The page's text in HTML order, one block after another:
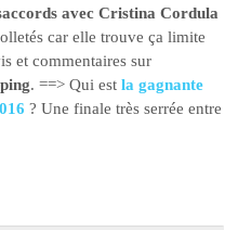
avec Cristina Cordula
car elle trouve ça limite
et commentaires sur
. ==> Qui estla gagnante
? Une finale très serrée entre